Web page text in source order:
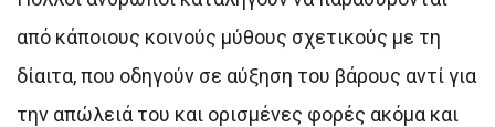
από κάποιους κοινούς μύθους σχετικούς με τη
δίαιτα, που οδηγούν σε αύξηση του βάρους αντί για
την απώλειά του και ορισμένες φορές ακόμα και